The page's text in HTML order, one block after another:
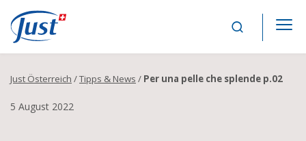
Main Navigation
Just Österreich /Tipps & News / Per una pelle che splende p.02
5 August 2022